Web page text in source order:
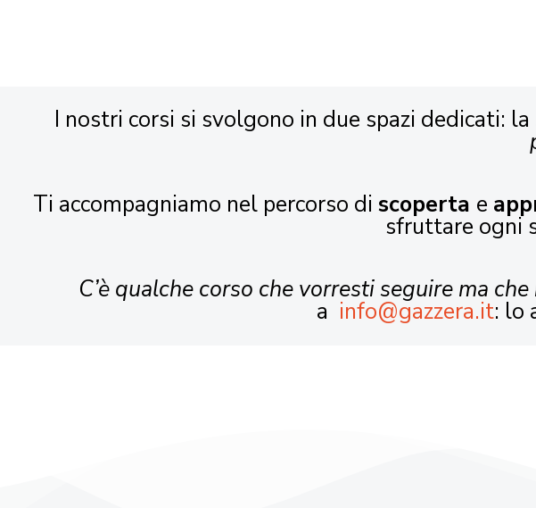
I nostri corsi si svolgono in due spazi dedicati: la
Ti accompagniamo nel percorso di scoperta e
sfruttare ogni
C’è qualche corso che vorresti seguire ma
a info@gazzera.it: lo